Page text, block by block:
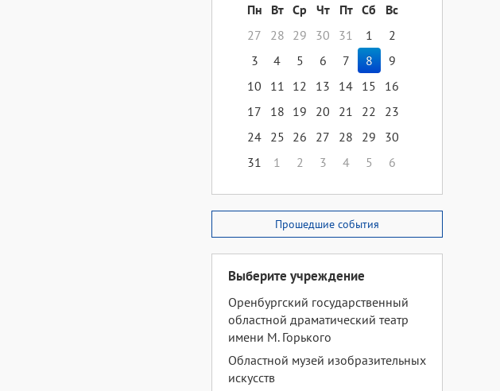
Пн
Вт Ср Чт Пт Сб
Вс
27
28 29 30 31 1
2
3
4 5 6 7 8
9
10
11 12 13 14 15
16
17
18 19 20 21 22
23
24 25 26 27 28 29
30
31
1 2 3 4 5 6
Прошедшие события
Выберите учреждение
Оренбургский государственный
областной драматический театр
имени М. Горького
Областной музей изобразительных
искусств